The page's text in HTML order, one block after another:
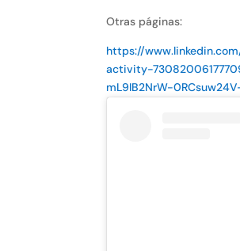
Otras páginas:
https://
activity-
mL9IB2NrW-